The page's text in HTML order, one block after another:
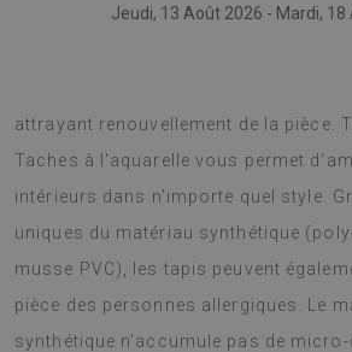
Jeudi, 13 Août 2026 - Mardi, 18
attrayant renouvellement de la pièce.
Taches à l'aquarelle vous permet
intérieurs dans n'importe quel style.
uniques du matériau synthétique
musse PVC), les tapis peuvent
pièce des personnes allergiques. Le
synthétique n'accumule pas de